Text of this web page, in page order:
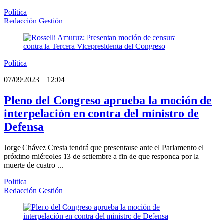
Política
Redacción Gestión
Política
07/09/2023
12:04
Pleno del Congreso aprueba la moción de
interpelación en contra del ministro de
Defensa
Jorge Chávez Cresta tendrá que presentarse ante el Parlamento el
próximo miércoles 13 de setiembre a fin de que responda por la
muerte de cuatro ...
Política
Redacción Gestión